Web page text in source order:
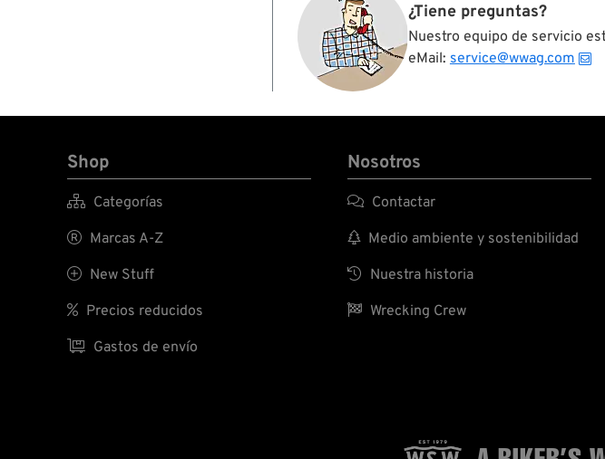
¿Tiene preguntas?
Nuestro equipo de servicio
eMail: service@wwag.com
Shop
 Categorías
 Marcas A-Z
 New Stuff
 Precios reducidos
 Gastos de envío
Nosotros
 Contactar
 Medio ambiente y sostenibilidad
 Nuestra historia
 Wrecking Crew